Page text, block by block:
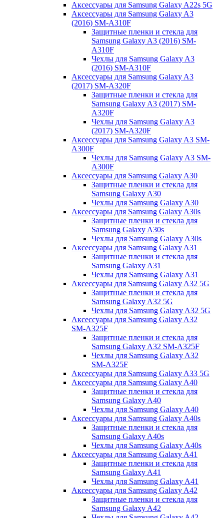
Аксессуары для Samsung Galaxy A22s 5G
Аксессуары для Samsung Galaxy A3
(2016) SM-A310F
Защитные пленки и стекла для
Samsung Galaxy A3 (2016) SM-
A310F
Чехлы для Samsung Galaxy A3
(2016) SM-A310F
Аксессуары для Samsung Galaxy A3
(2017) SM-A320F
Защитные пленки и стекла для
Samsung Galaxy A3 (2017) SM-
A320F
Чехлы для Samsung Galaxy A3
(2017) SM-A320F
Аксессуары для Samsung Galaxy A3 SM-
A300F
Чехлы для Samsung Galaxy A3 SM-
A300F
Аксессуары для Samsung Galaxy A30
Защитные пленки и стекла для
Samsung Galaxy A30
Чехлы для Samsung Galaxy A30
Аксессуары для Samsung Galaxy A30s
Защитные пленки и стекла для
Samsung Galaxy A30s
Чехлы для Samsung Galaxy A30s
Аксессуары для Samsung Galaxy A31
Защитные пленки и стекла для
Samsung Galaxy A31
Чехлы для Samsung Galaxy A31
Аксессуары для Samsung Galaxy A32 5G
Защитные пленки и стекла для
Samsung Galaxy A32 5G
Чехлы для Samsung Galaxy A32 5G
Аксессуары для Samsung Galaxy A32
SM-A325F
Защитные пленки и стекла для
Samsung Galaxy A32 SM-A325F
Чехлы для Samsung Galaxy A32
SM-A325F
Аксессуары для Samsung Galaxy A33 5G
Аксессуары для Samsung Galaxy A40
Защитные пленки и стекла для
Samsung Galaxy A40
Чехлы для Samsung Galaxy A40
Аксессуары для Samsung Galaxy A40s
Защитные пленки и стекла для
Samsung Galaxy A40s
Чехлы для Samsung Galaxy A40s
Аксессуары для Samsung Galaxy A41
Защитные пленки и стекла для
Samsung Galaxy A41
Чехлы для Samsung Galaxy A41
Аксессуары для Samsung Galaxy A42
Защитные пленки и стекла для
Samsung Galaxy A42